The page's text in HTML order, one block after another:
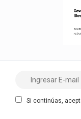
Si continúas,